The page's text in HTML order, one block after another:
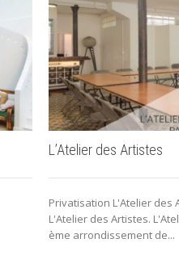
L’Atelier des Artistes
Privatisation L'Atelier des
L'Atelier des Artistes.
ème arrondissement de...